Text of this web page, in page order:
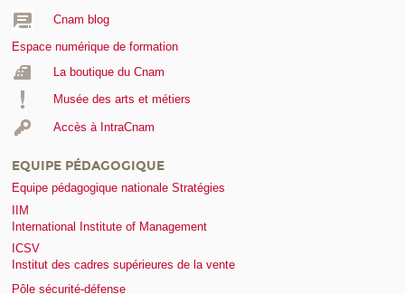
Cnam blog
Espace numérique de formation
La boutique du Cnam
Musée des arts et métiers
Accès à IntraCnam
EQUIPE PÉDAGOGIQUE
Equipe pédagogique nationale Stratégies
IIM
International Institute of Management
ICSV
Institut des cadres supérieures de la vente
Pôle sécurité-défense